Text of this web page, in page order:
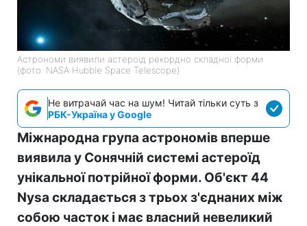
Астрономи виявили астероїд рекордно складної форми
(фото: NASA Hubble Space Telescope)
Не витрачай час на шум! Читай тільки суть з
РБК-Україна у Google
Міжнародна група астрономів вперше
виявила у Сонячній системі астероїд
унікальної потрійної форми. Об'єкт 44
Nysa складається з трьох з'єднаних між
собою часток і має власний невеликий